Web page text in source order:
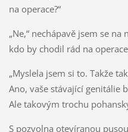
na operace?“
„Ne,“ nechápavě jsem se
kdo by chodil rád na
„Myslela jsem si to. Takže
Ano, vaše stávající genitálie
Ale takovým trochu
S pozvolna otevíranou